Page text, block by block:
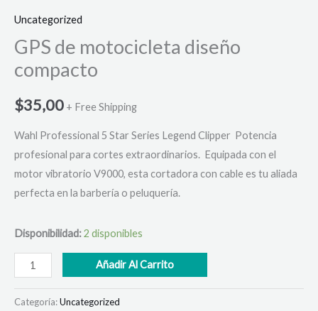
Uncategorized
GPS de motocicleta diseño
compacto
$35,00 + Free Shipping
Wahl Professional 5 Star Series Legend Clipper Potencia
profesional para cortes extraordinarios. Equipada con el
motor vibratorio V9000, esta cortadora con cable es tu aliada
perfecta en la barbería o peluquería.
Disponibilidad:2 disponibles
Añadir Al Carrito
Categoría:Uncategorized